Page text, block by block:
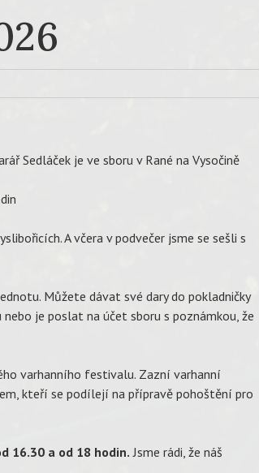
Sedláček je ve sboru v Rané na Vysočině
A včera v podvečer jsme se sešli s
Můžete dávat své dary do pokladničky
je poslat na účet sboru s poznámkou, že
varhanního festivalu. Zazní varhanní
kteří se podílejí na přípravě pohoštění pro
16.30 a od 18 hodin. Jsme rádi, že náš